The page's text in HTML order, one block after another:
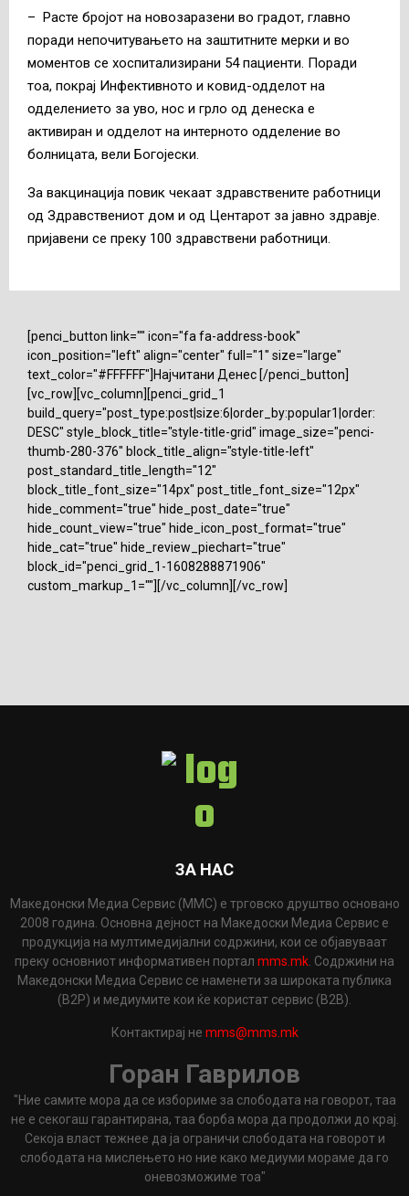
– Расте бројот на новозаразени во градот, главно
поради непочитувањето на заштитните мерки и во
моментов се хоспитализирани 54 пациенти. Поради
тоа, покрај Инфективното и ковид-одделот на
одделението за уво, нос и грло од денеска е
активиран и одделот на интерното одделение во
болницата, вели Богојески.
За вакцинација повик чекаат здравствените работници
од Здравствениот дом и од Центарот за јавно здравје.
пријавени се преку 100 здравствени работници.
[penci_button link="" icon="fa fa-address-book"
icon_position="left" align="center" full="1" size="large"
text_color="#FFFFFF"]Најчитани Денес [/penci_button]
[vc_row][vc_column][penci_grid_1
build_query="post_type:post|size:6|order_by:popular1|order:
DESC" style_block_title="style-title-grid" image_size="penci-
thumb-280-376" block_title_align="style-title-left"
post_standard_title_length="12"
block_title_font_size="14px" post_title_font_size="12px"
hide_comment="true" hide_post_date="true"
hide_count_view="true" hide_icon_post_format="true"
hide_cat="true" hide_review_piechart="true"
block_id="penci_grid_1-1608288871906"
custom_markup_1=""][/vc_column][/vc_row]
ЗА НАС
Македонски Медиа Сервис (ММС) е трговско друштво основано
2008 година. Основна дејност на Македоски Медиа Сервис е
продукција на мултимедијални содржини, кои се објавуваат
преку основниот информативен портал mms.mk . Содржини на
Македонски Медиа Сервис се наменети за широката публика
(B2P) и медиумите кои ќе користат сервис (B2B).
Контактирај не mms@mms.mk
Горан Гаврилов
"Ние самите мора да се избориме за слободата на говорот, таа
не е секогаш гарантирана, таа борба мора да продолжи до крај.
Секоја власт тежнее да ја ограничи слободата на говорот и
слободата на мислењето но ние како медиуми мораме да го
оневозможиме тоа"